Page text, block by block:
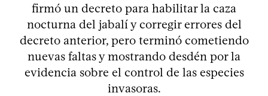
firmó un decreto para habilitar la caza
nocturna del jabalí y corregir errores del
decreto anterior, pero terminó cometiendo
nuevas faltas y mostrando desdén por la
evidencia sobre el control de las especies
invasoras.